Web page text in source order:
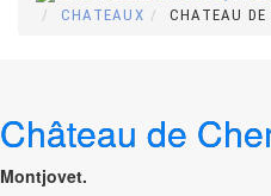
CHATEAUX
CHATEAU DE
Château de
Montjovet.